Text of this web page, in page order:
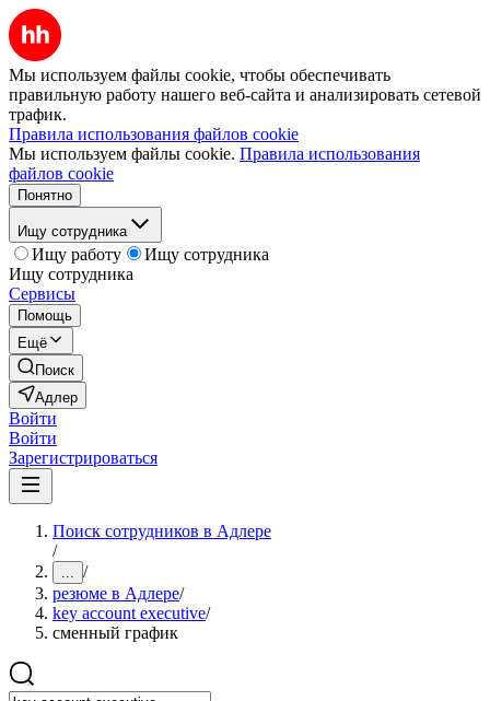
Мы используем файлы cookie, чтобы обеспечивать
правильную работу нашего веб-сайта и анализировать сетевой
трафик.
Правила использования файлов cookie
Мы используем файлы cookie. Правила использования
файлов cookie
Понятно
Ищу сотрудника
Ищу работу
Ищу сотрудника
Ищу сотрудника
Сервисы
Помощь
Ещё
Поиск
Адлер
Войти
Войти
Зарегистрироваться
Поиск сотрудников в Адлере
/
... /
резюме в Адлере/
key account executive/
сменный график